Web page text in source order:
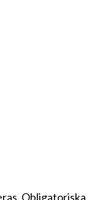
Obligatoriska